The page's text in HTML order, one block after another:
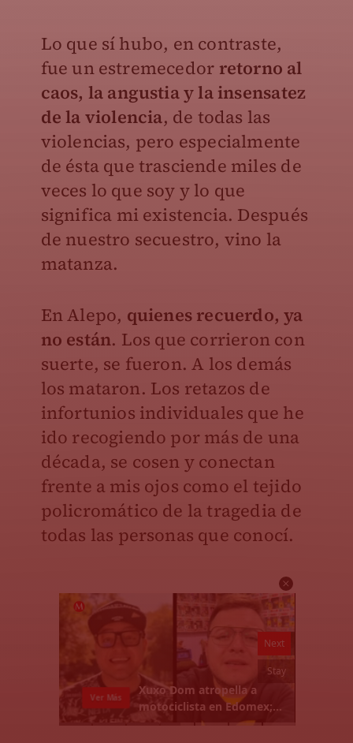
Lo que sí hubo, en contraste,
fue un estremecedor retorno al
caos, la angustia y la insensatez
de la violencia, de todas las
violencias, pero especialmente
de ésta que trasciende miles de
veces lo que soy y lo que
significa mi existencia. Después
de nuestro secuestro, vino la
matanza.
En Alepo, quienes recuerdo, ya
no están. Los que corrieron con
suerte, se fueron. A los demás
los mataron. Los retazos de
infortunios individuales que he
ido recogiendo por más de una
década, se cosen y conectan
frente a mis ojos como el tejido
policromático de la tragedia de
todas las personas que conocí.